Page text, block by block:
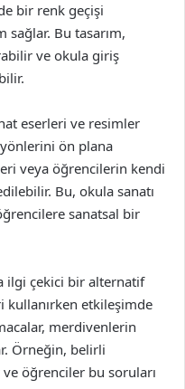
bir renk geçişi
Bu tasarım,
ve okula giriş
eserleri ve resimler
ön plana
veya öğrencilerin kendi
Bu, okula sanatı
sanatsal bir
ilgi çekici bir alternatif
etkileşimde
merdivenlerin
Örneğin, belirli
öğrenciler bu soruları